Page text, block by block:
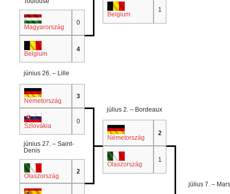
Belgium
1
.
Magyarország
0
Belgium
4
június 26. – Lille
.
Németország
3
július 2. – Bordeaux
.
Szlovákia
0
.
Németország
2
június 27. – Saint-
Denis
.
Olaszország
1
.
Olaszország
2
július 7. –
.